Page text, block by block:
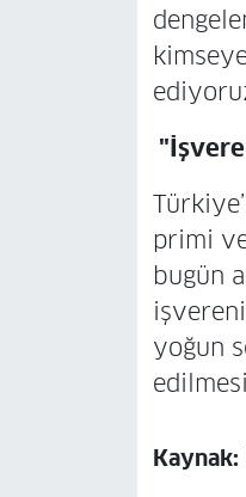
primi
bugün
yoğun
Kaynak: